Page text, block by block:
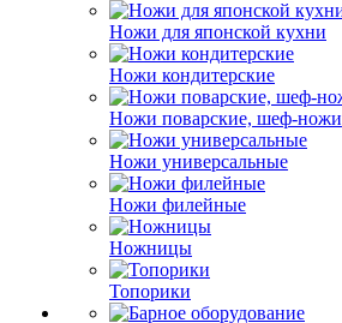
Ножи для японской кухни
Ножи кондитерские
Ножи поварские, шеф-ножи
Ножи универсальные
Ножи филейные
Ножницы
Топорики